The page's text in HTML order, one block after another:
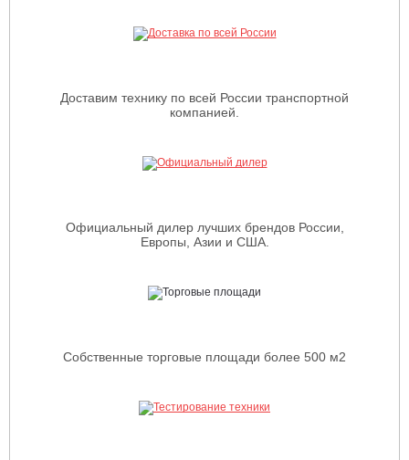
Доставим технику по всей России транспортной
компанией.
Официальный дилер лучших брендов России,
Европы, Азии и США.
Собственные торговые площади более 500 м2